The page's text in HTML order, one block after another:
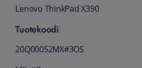
Lenovo ThinkPad X390
Tuotekoodi
20Q00052MX#3OS